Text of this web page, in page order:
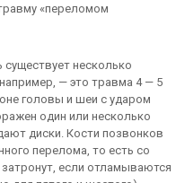
«переломом
несколько
— это травма 4 — 5
головы и шеи с ударом
один или несколько
диски. Кости позвонков
перелома, то есть со
если отламываются